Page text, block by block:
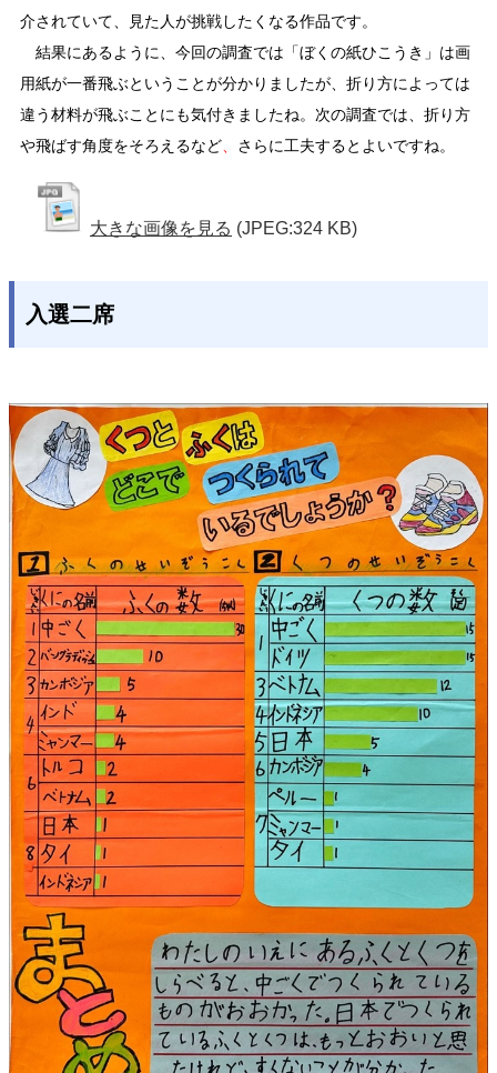
介されていて、見た人が挑戦したくなる作品です。
結果にあるように、今回の調査では「ぼくの紙ひこうき」は画
用紙が一番飛ぶということが分かりましたが、折り方によっては
違う材料が飛ぶことにも気付きましたね。次の調査では、折り方
や飛ばす角度をそろえるなど
さらに工夫するとよいですね。
大きな画像を見る (JPEG:324 KB)
入選二席